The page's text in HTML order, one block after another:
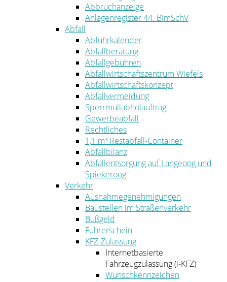
Abbruchanzeige
Anlagenregister 44. BImSchV
Abfall
Abfuhrkalender
Abfallberatung
Abfallgebühren
Abfallwirtschaftszentrum Wiefels
Abfallwirtschaftskonzept
Abfallvermeidung
Sperrmüllabholauftrag
Gewerbeabfall
Rechtliches
1,1 m³ Restabfall-Container
Abfallbilanz
Abfallentsorgung auf Langeoog und
Spiekeroog
Verkehr
Ausnahmegenehmigungen
Baustellen im Straßenverkehr
Bußgeld
Führerschein
KFZ-Zulassung
Internetbasierte
Fahrzeugzulassung (i-KFZ)
Wunschkennzeichen